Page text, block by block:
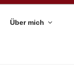
Über mich